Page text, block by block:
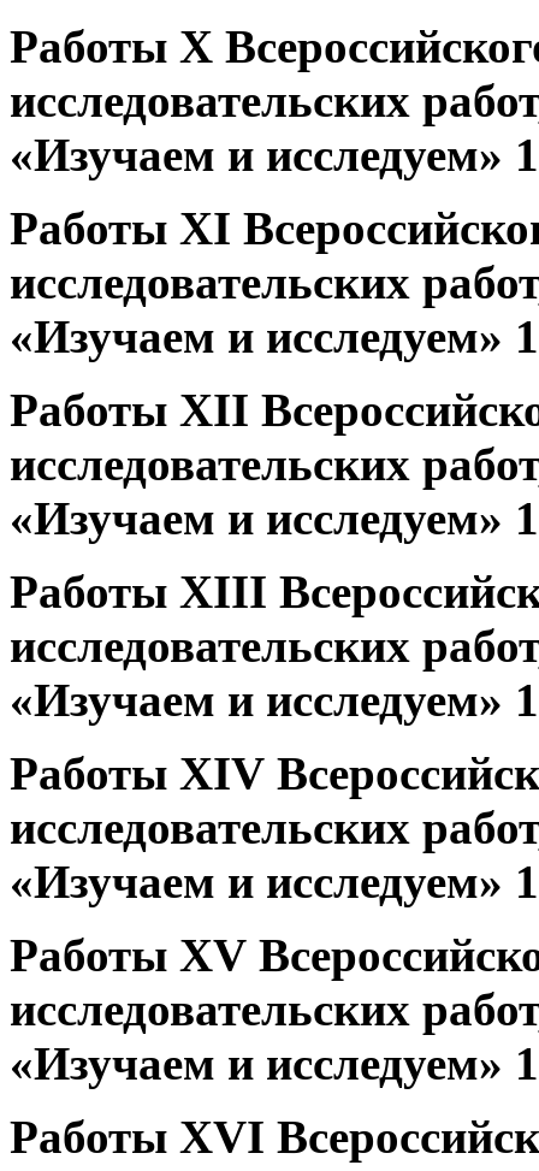
Работы X
исследовательских
«Изучаем и исследуем»
Работы XI
исследовательских
«Изучаем и исследуем»
Работы XII
исследовательских
«Изучаем и исследуем»
Работы XIII
исследовательских
«Изучаем и исследуем»
Работы XIV
исследовательских
«Изучаем и исследуем»
Работы XV
исследовательских
«Изучаем и исследуем»
Работы XVI